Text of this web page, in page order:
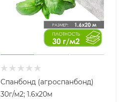
Спанбонд (агроспанбонд)
30г/м2; 1.6х20м